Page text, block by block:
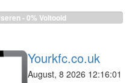
-0% Voltooid
Yourkfc.co.uk
August, 8 2026 12:16:01